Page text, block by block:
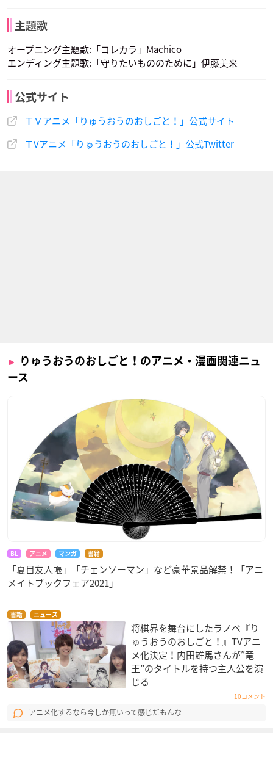
主題歌
オープニング主題歌:「コレカラ」Machico
エンディング主題歌:「守りたいもののために」伊藤美来
公式サイト
ＴＶアニメ「りゅうおうのおしごと！」公式サイト
ＴVアニメ「りゅうおうのおしごと！」公式Twitter
りゅうおうのおしごと！のアニメ・漫画関連ニュ
ース
BL アニメ マンガ 書籍
「夏目友人帳」「チェンソーマン」など豪華景品解禁！「アニ
メイトブックフェア2021」
書籍 ニュース
将棋界を舞台にしたラノベ『り
ゅうおうのおしごと！』TVアニ
メ化決定！内田雄馬さんが”竜
王”のタイトルを持つ主人公を演
じる
10コメント
アニメ化するなら今しか無いって感じだもんな